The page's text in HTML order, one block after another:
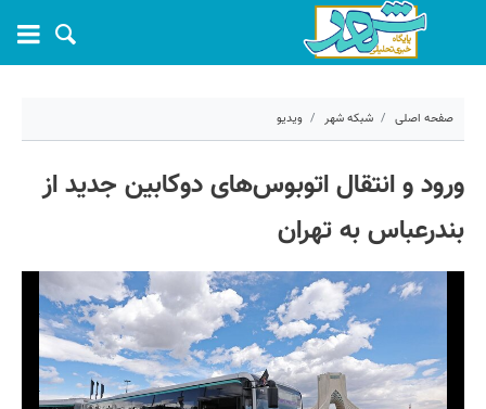
صفحه اصلی شبکه شهر ویدیو
کد مطلب:
ورود و انتقال اتوبوس‌های دوکابین جدید از
بندرعباس به تهران